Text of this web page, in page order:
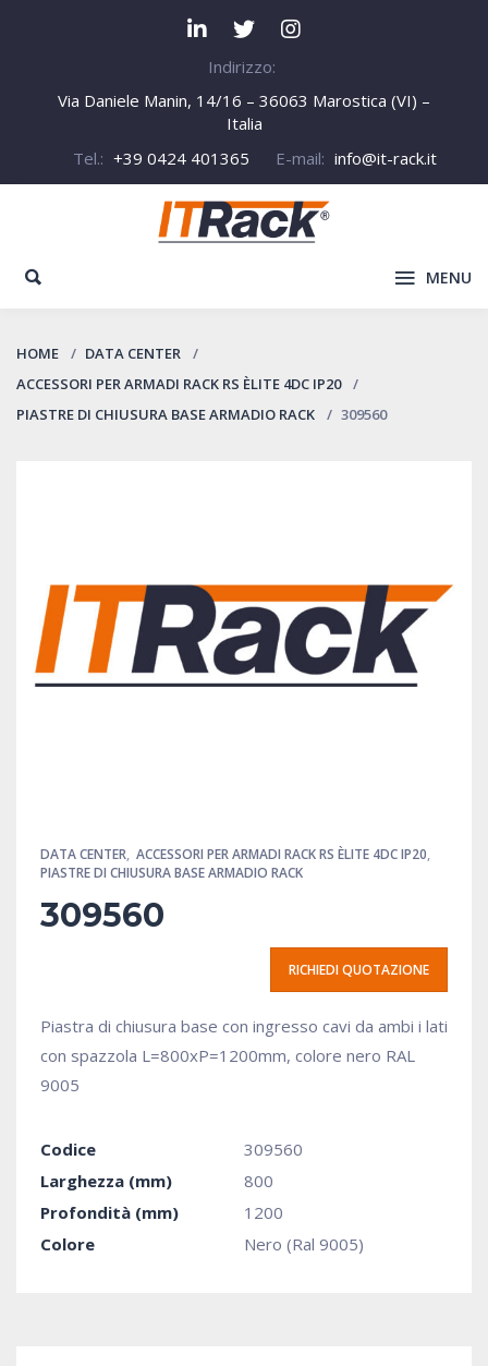
Indirizzo:
Via Daniele Manin, 14/16 – 36063 Marostica (VI) –
Italia
Tel.: +39 0424 401365 E-mail: info@it-rack.it
MENU
HOME
DATA CENTER
ACCESSORI PER ARMADI RACK RS ÈLITE 4DC IP20
PIASTRE DI CHIUSURA BASE ARMADIO RACK
309560
DATA CENTER, ACCESSORI PER ARMADI RACK RS ÈLITE 4DC IP20,
PIASTRE DI CHIUSURA BASE ARMADIO RACK
309560
RICHIEDI QUOTAZIONE
Piastra di chiusura base con ingresso cavi da ambi i lati
con spazzola L=800xP=1200mm, colore nero RAL
9005
Codice
309560
Larghezza (mm)
800
Profondità (mm)
1200
Colore
Nero (Ral 9005)